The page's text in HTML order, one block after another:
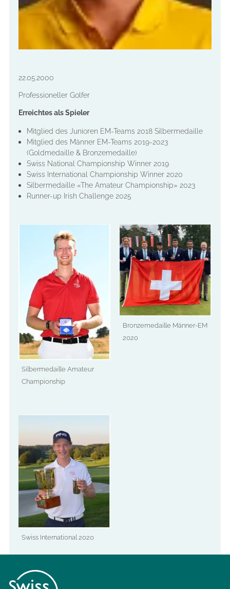
22.05.2000
Professioneller Golfer
Erreichtes als Spieler
Mitglied des Junioren EM-Teams 2018 Silbermedaille
Mitglied des Männer EM-Teams 2019-2023
(Goldmedaille & Bronzemedaille)
Swiss National Championship Winner 2019
Swiss International Championship Winner 2020
Silbermedaille «The Amateur Championship» 2023
Runner-up Irish Challenge 2025
Silbermedaille Amateur
Championship
Bronzemedaille Männer-EM
2020
Swiss International 2020